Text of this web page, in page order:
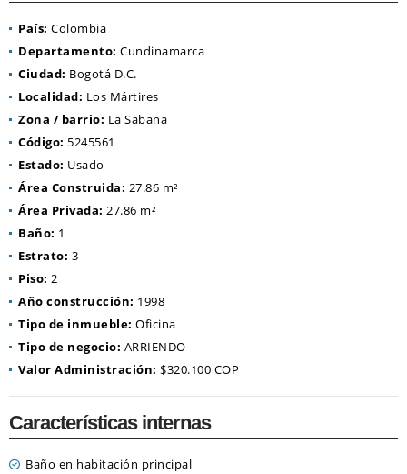
País: Colombia
Departamento: Cundinamarca
Ciudad: Bogotá D.C.
Localidad: Los Mártires
Zona / barrio: La Sabana
Código: 5245561
Estado: Usado
Área Construida: 27.86 m²
Área Privada: 27.86 m²
Baño: 1
Estrato: 3
Piso: 2
Año construcción: 1998
Tipo de inmueble: Oficina
Tipo de negocio: ARRIENDO
Valor Administración: $320.100 COP
Características internas
Baño en habitación principal